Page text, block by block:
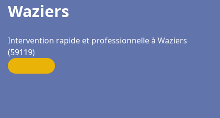
Waziers
Intervention rapide et professionnelle à Waziers
(59119)